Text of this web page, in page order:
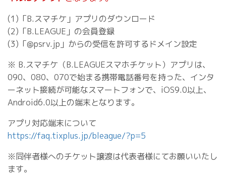
(1)「B.スマチケ」アプリのダウンロード
(2)「B.LEAGUE」の会員登録
(3)「@psrv.jp」からの受信を許可するドメイン設定
※ B.スマチケ（B.LEAGUEスマホチケット）アプリは、
090、080、070で始まる携帯電話番号を持った、インタ
ーネット接続が可能なスマートフォンで、iOS9.0以上、
Android6.0以上の端末となります。
アプリ対応端末について
https://faq.tixplus.jp/bleague/?p=5
※同伴者様へのチケット譲渡は代表者様にてお願いいたし
ます。